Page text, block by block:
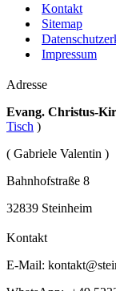
Kontakt
Sitemap
Impressum
Adresse
Evang. Christus-
Tisch )
( Gabriele Valentin )
Bahnhofstraße 8
32839 Steinheim
Kontakt
E-Mail: